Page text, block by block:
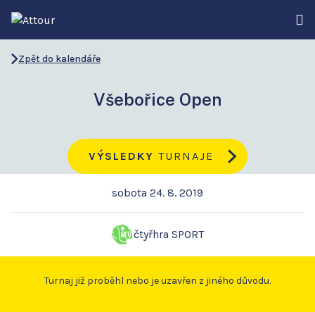
Zpět do kalendáře
Všebořice Open
VÝSLEDKY TURNAJE
sobota 24. 8. 2019
čtyřhra SPORT
Turnaj již proběhl nebo je uzavřen z jiného důvodu.